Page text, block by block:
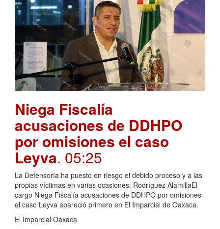
Niega Fiscalía
acusaciones de DDHPO
por omisiones el caso
Leyva. 05:25
La Defensoría ha puesto en riesgo el debido proceso y a las
propias víctimas en varias ocasiones: Rodríguez AlamillaEl
cargo Niega Fiscalía acusaciones de DDHPO por omisiones
el caso Leyva apareció primero en El Imparcial de Oaxaca.
El Imparcial Oaxaca